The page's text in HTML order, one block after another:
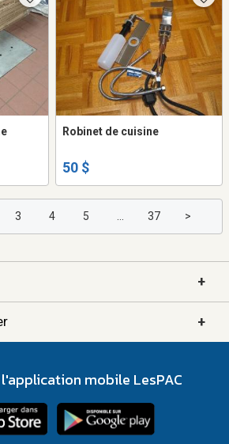
Robinet de cuisine
50 $
3 4 5 ... 37 >
+
+
mobile LesPAC